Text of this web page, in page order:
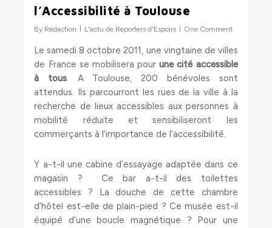
l’Accessibilité à Toulouse
By Rédaction L'actu de Reporters d'Espoirs One Comment
Le samedi 8 octobre 2011, une vingtaine de villes
de France se mobilisera pourune cité accessible
à tous. A Toulouse, 200 bénévoles sont
attendus. Ils parcourront les rues de la ville à la
recherche de lieux accessibles aux personnes à
mobilité réduite et sensibiliseront les
commerçants à l’importance de l’accessibilité.
Y a-t-il une cabine d’essayage adaptée dans ce
magasin ? Ce bar a-t-il des toilettes
accessibles ? La douche de cette chambre
d’hôtel est-elle de plain-pied ? Ce musée est-il
équipé d’une boucle magnétique ? Pour une